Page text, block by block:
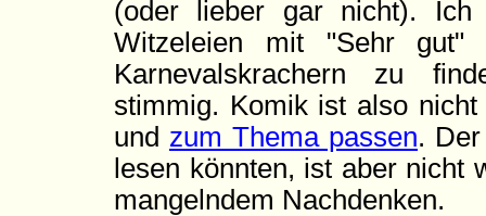
(oder lieber gar nicht).
Witzeleien mit "Sehr gut"
Karnevalskrachern zu
stimmig. Komik ist also
und zum Thema passen.
lesen könnten, ist aber nicht
mangelndem Nachdenken.